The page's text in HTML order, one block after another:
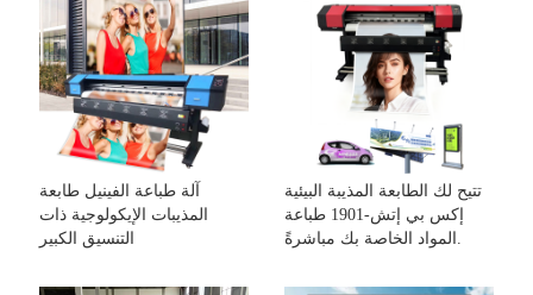
آلة طباعة الفينيل طابعة
المذيبات الإيكولوجية ذات
التنسيق الكبير
تتيح لك الطابعة المذيبة البيئية
إكس بي إتش-1901 طباعة